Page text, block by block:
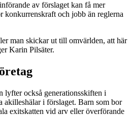
av förslaget kan få mer
konkurrenskraft och jobb än reglerna
man skickar ut till omvärlden, att här
Karin Pilsäter.
lyfter också generationsskiften i
akilleshälar i förslaget. Barn som bor
exitskatten vid arv eller överförande